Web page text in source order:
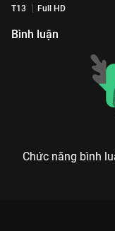
T13 Full HD
Bình luận
Chức năng bình